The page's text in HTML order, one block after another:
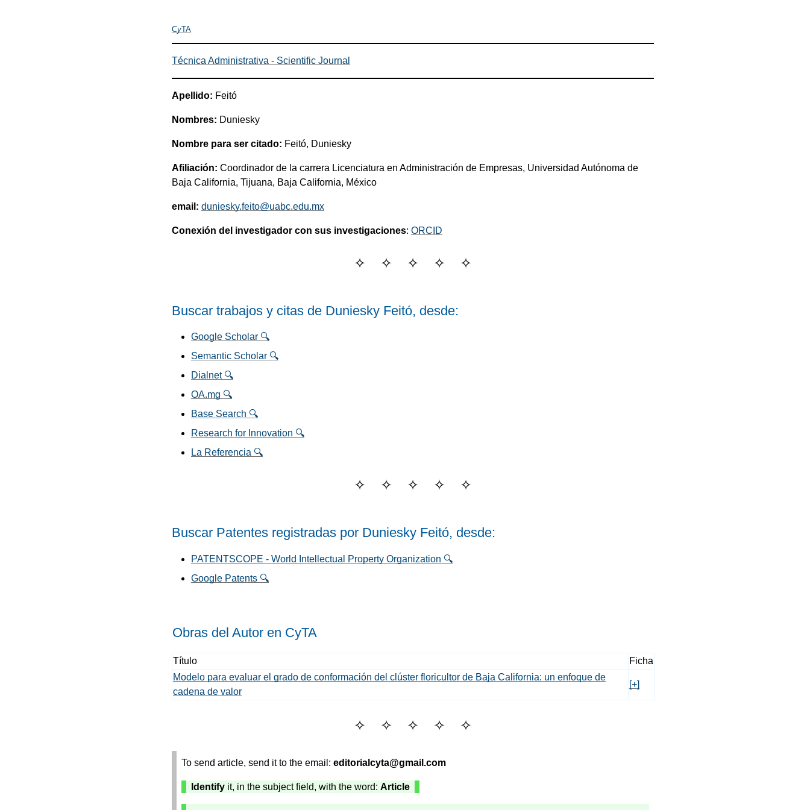
CyTA
Técnica Administrativa - Scientific Journal
Apellido: Feitó
Nombres: Duniesky
Nombre para ser citado: Feitó, Duniesky
Afiliación: Coordinador de la carrera Licenciatura en Administración de Empresas, Universidad Autónoma de
Baja California, Tijuana, Baja California, México
email: duniesky.feito@uabc.edu.mx
Conexión del investigador con sus investigaciones: ORCID
Buscar trabajos y citas de Duniesky Feitó, desde:
Google Scholar 🔍
Semantic Scholar 🔍
Dialnet 🔍
OA.mg 🔍
Base Search 🔍
Research for Innovation 🔍
La Referencia 🔍
Buscar Patentes registradas por Duniesky Feitó, desde:
PATENTSCOPE - World Intellectual Property Organization 🔍
Google Patents 🔍
Obras del Autor en CyTA
Título
Ficha
Modelo para evaluar el grado de conformación del clúster floricultor de Baja California: un enfoque de
cadena de valor
[+]
To send article, send it to the email: editorialcyta@gmail.com
Identify it, in the subject field, with the word: Article